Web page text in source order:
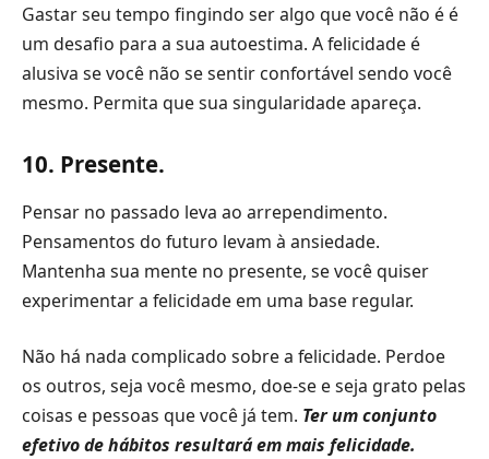
Gastar seu tempo fingindo ser algo que você não é é
um desafio para a sua autoestima. A felicidade é
alusiva se você não se sentir confortável sendo você
mesmo. Permita que sua singularidade apareça.
10. Presente.
Pensar no passado leva ao arrependimento.
Pensamentos do futuro levam à ansiedade.
Mantenha sua mente no presente, se você quiser
experimentar a felicidade em uma base regular.
Não há nada complicado sobre a felicidade. Perdoe
os outros, seja você mesmo, doe-se e seja grato pelas
coisas e pessoas que você já tem. Ter um conjunto
efetivo de hábitos resultará em mais felicidade.